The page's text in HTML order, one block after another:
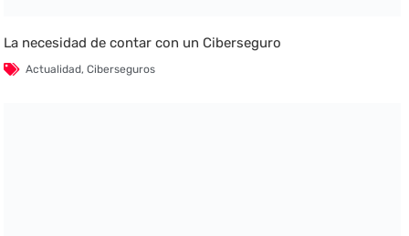
La necesidad de contar con un Ciberseguro
Actualidad,Ciberseguros